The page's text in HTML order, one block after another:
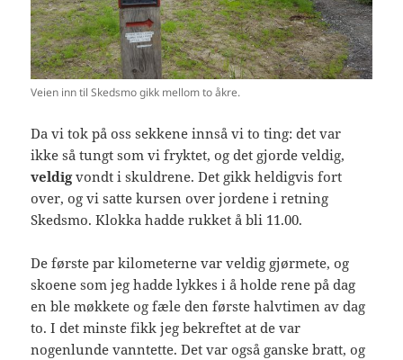
Veien inn til Skedsmo gikk mellom to åkre.
Da vi tok på oss sekkene innså vi to ting: det var
ikke så tungt som vi fryktet, og det gjorde veldig,
veldigvondt i skuldrene. Det gikk heldigvis fort
over, og vi satte kursen over jordene i retning
Skedsmo. Klokka hadde rukket å bli 11.00.
De første par kilometerne var veldig gjørmete, og
skoene som jeg hadde lykkes i å holde rene på dag
en ble møkkete og fæle den første halvtimen av dag
to. I det minste fikk jeg bekreftet at de var
nogenlunde vanntette. Det var også ganske bratt, og